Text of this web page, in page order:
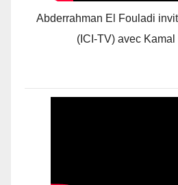
Abderrahman El Fouladi
(ICI-TV) avec